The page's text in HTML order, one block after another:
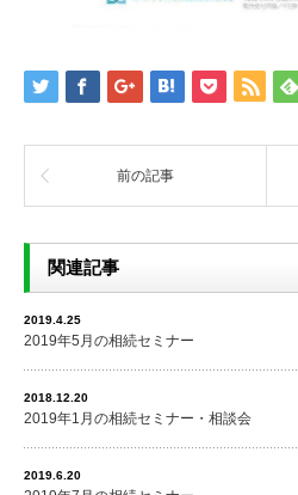
前の記事
関連記事
2019.4.25
2019年5月の相続セミナー
2018.12.20
2019年1月の相続セミナー・相談会
2019.6.20